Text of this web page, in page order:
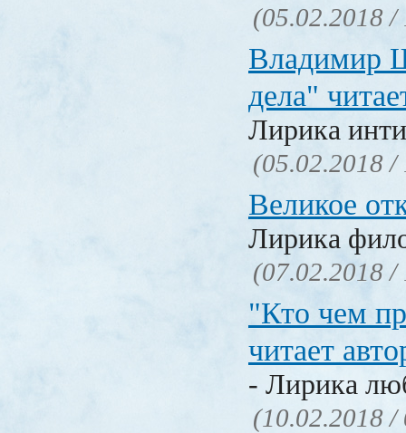
(05.02.2018 /
Владимир
дела"
Лирика
(05.02.2018 /
Великое
Лирика
(07.02.2018 /
"Кто чем
читает
- Лирика
(10.02.2018 /